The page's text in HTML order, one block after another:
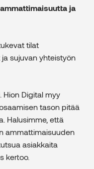
ja
tilat
sujuvan yhteistyön
Hion Digital myy
tason pitää
Halusimme, että
ammattimaisuuden
asiakkaita
kertoo.